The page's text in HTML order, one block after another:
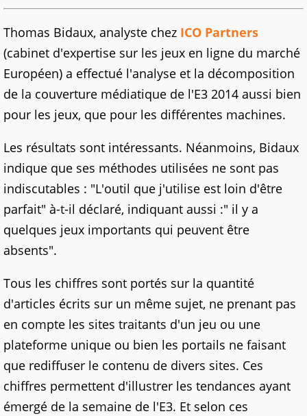
Thomas Bidaux, analyste chez ICO Partners
(cabinet d'expertise sur les jeux en ligne du marché
Européen) a effectué l'analyse et la décomposition
de la couverture médiatique de l'E3 2014 aussi bien
pour les jeux, que pour les différentes machines.
Les résultats sont intéressants. Néanmoins, Bidaux
indique que ses méthodes utilisées ne sont pas
indiscutables : "L'outil que j'utilise est loin d'être
parfait" à-t-il déclaré, indiquant aussi :" il y a
quelques jeux importants qui peuvent être
absents".
Tous les chiffres sont portés sur la quantité
d'articles écrits sur un même sujet, ne prenant pas
en compte les sites traitants d'un jeu ou une
plateforme unique ou bien les portails ne faisant
que rediffuser le contenu de divers sites. Ces
chiffres permettent d'illustrer les tendances ayant
émergé de la semaine de l'E3. Et selon ces